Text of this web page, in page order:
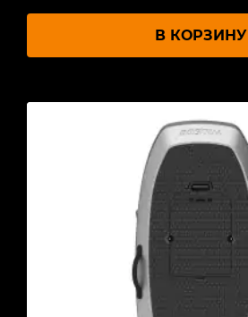
В КОРЗИНУ